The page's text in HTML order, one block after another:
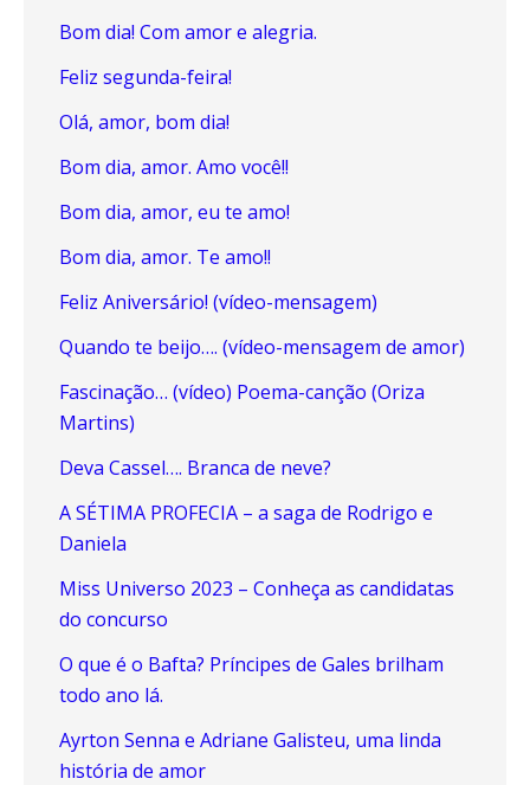
Bom dia! Com amor e alegria.
Feliz segunda-feira!
Olá, amor, bom dia!
Bom dia, amor. Amo você!!
Bom dia, amor, eu te amo!
Bom dia, amor. Te amo!!
Feliz Aniversário! (vídeo-mensagem)
Quando te beijo…. (vídeo-mensagem de amor)
Fascinação… (vídeo) Poema-canção (Oriza
Martins)
Deva Cassel…. Branca de neve?
A SÉTIMA PROFECIA – a saga de Rodrigo e
Daniela
Miss Universo 2023 – Conheça as candidatas
do concurso
O que é o Bafta? Príncipes de Gales brilham
todo ano lá.
Ayrton Senna e Adriane Galisteu, uma linda
história de amor